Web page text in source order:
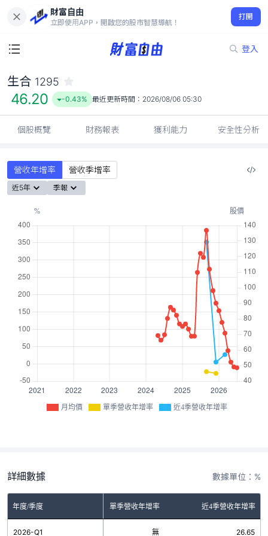
財富自由
立即使用APP，開啟您的股市智慧導航！
打開
登入
46.20
-0.43%
生合 1295
46.20 -0.43% 最近更新時間： 2026/08/06 05:30
個股概覽 財務報表 獲利能力 安全性分析
營收年增率 營收季增率
近5年 季報
月均價 單季營收年增率 近4季營收年增率
詳細數據 數據單位：%
年度/季度 單季營收年增率 近4季營收年增率
2026-Q1 無 26.65